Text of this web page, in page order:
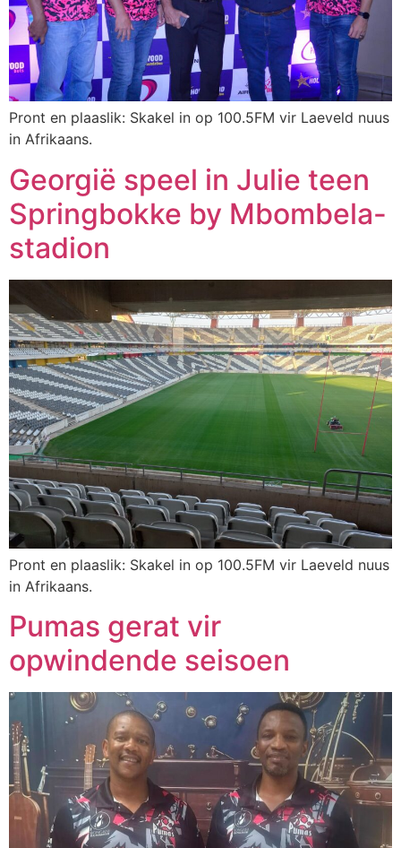
Pront en plaaslik: Skakel in op 100.5FM vir Laeveld nuus
in Afrikaans.
Georgië speel in Julie teen
Springbokke by Mbombela-
stadion
Pront en plaaslik: Skakel in op 100.5FM vir Laeveld nuus
in Afrikaans.
Pumas gerat vir
opwindende seisoen